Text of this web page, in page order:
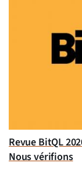
Revue BitQL
Nous vérifions